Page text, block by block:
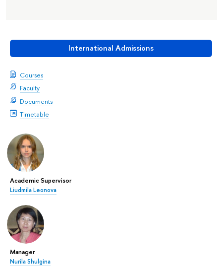
International Admissions
Courses
Faculty
Documents
Timetable
Academic Supervisor
Liudmila Leonova
Manager
Nurila Shulgina